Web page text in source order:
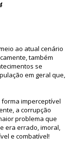
ao atual cenário
também
se
em geral que,
imperceptível
a corrupção
problema que
era errado, imoral,
e combatível!